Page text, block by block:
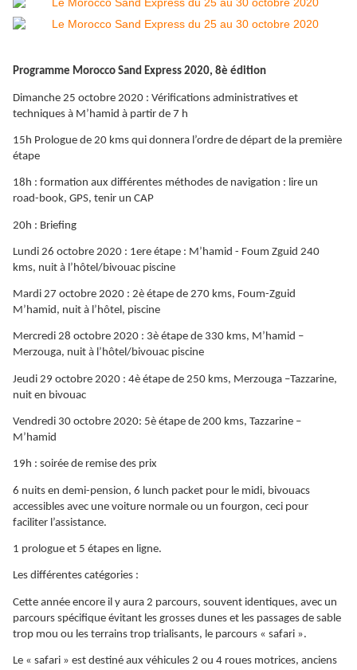
Programme Morocco Sand Express 2020, 8è édition
Dimanche 25 octobre 2020 : Vérifications administratives et
techniques à M’hamid à partir de 7 h
15h Prologue de 20 kms qui donnera l’ordre de départ de la première
étape
18h : formation aux différentes méthodes de navigation : lire un
road-book, GPS, tenir un CAP
20h : Briefing
Lundi 26 octobre 2020 : 1ere étape : M’hamid - Foum Zguid 240
kms, nuit à l’hôtel/bivouac piscine
Mardi 27 octobre 2020 : 2è étape de 270 kms, Foum-Zguid
M’hamid, nuit à l’hôtel, piscine
Mercredi 28 octobre 2020 : 3è étape de 330 kms, M’hamid –
Merzouga, nuit à l’hôtel/bivouac piscine
Jeudi 29 octobre 2020 : 4è étape de 250 kms, Merzouga –Tazzarine,
nuit en bivouac
Vendredi 30 octobre 2020: 5è étape de 200 kms, Tazzarine –
M’hamid
19h : soirée de remise des prix
6 nuits en demi-pension, 6 lunch packet pour le midi, bivouacs
accessibles avec une voiture normale ou un fourgon, ceci pour
faciliter l’assistance.
1 prologue et 5 étapes en ligne.
Les différentes catégories :
Cette année encore il y aura 2 parcours, souvent identiques, avec un
parcours spécifique évitant les grosses dunes et les passages de sable
trop mou ou les terrains trop trialisants, le parcours « safari ».
Le « safari » est destiné aux véhicules 2 ou 4 roues motrices, anciens